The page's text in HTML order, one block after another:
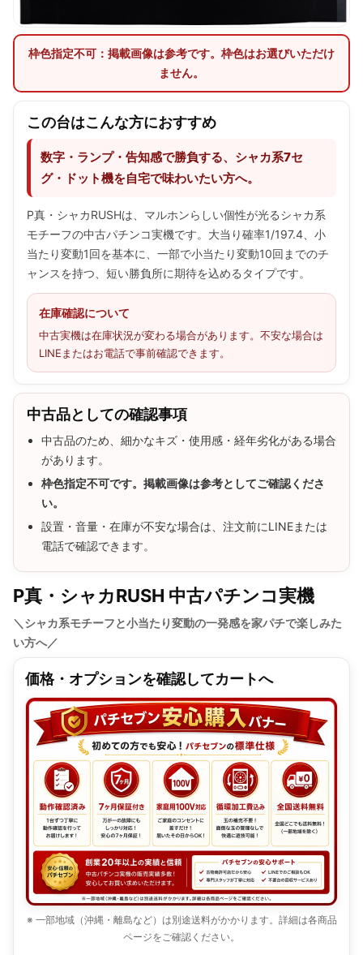
枠色指定不可：掲載画像は参考です。枠色はお選びいただけ
ません。
この台はこんな方におすすめ
数字・ランプ・告知感で勝負する、シャカ系7セ
グ・ドット機を自宅で味わいたい方へ。
P真・シャカRUSHは、マルホンらしい個性が光るシャカ系
モチーフの中古パチンコ実機です。大当り確率1/197.4、小
当たり変動1回を基本に、一部で小当たり変動10回までのチ
ャンスを持つ、短い勝負所に期待を込めるタイプです。
在庫確認について
中古実機は在庫状況が変わる場合があります。不安な場合は
LINEまたはお電話で事前確認できます。
中古品としての確認事項
中古品のため、細かなキズ・使用感・経年劣化がある場合
があります。
枠色指定不可です。掲載画像は参考としてご確認くださ
い。
設置・音量・在庫が不安な場合は、注文前にLINEまたは
電話で確認できます。
P真・シャカRUSH 中古パチンコ実機
＼シャカ系モチーフと小当たり変動の一発感を家パチで楽しみた
い方へ／
価格・オプションを確認してカートへ
※ 一部地域（沖縄・離島など）は別途送料がかかります。詳細は各商品
ページをご確認ください。